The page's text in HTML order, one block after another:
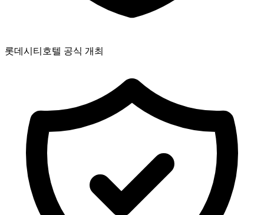
롯데시티호텔 공식 개최